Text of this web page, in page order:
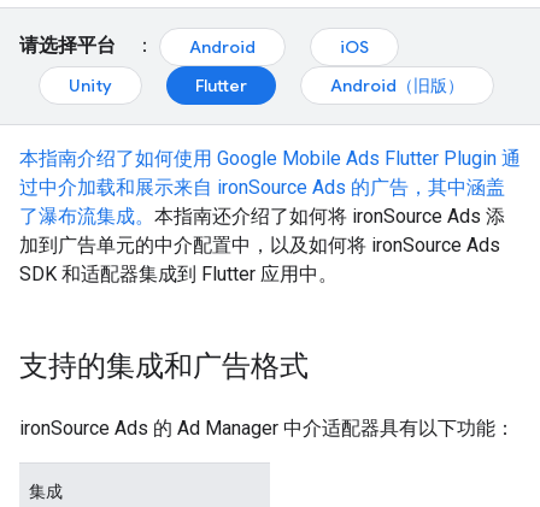
请选择平台 ： Android
iOS
Unity
Flutter Android（旧版）
本指南介绍了如何使用 Google Mobile Ads Flutter Plugin 通
过中介加载和展示来自 ironSource Ads 的广告，其中涵盖
了瀑布流集成。 本指南还介绍了如何将 ironSource Ads 添
加到广告单元的中介配置中，以及如何将 ironSource Ads
SDK 和适配器集成到 Flutter 应用中。
支持的集成和广告格式
ironSource Ads 的 Ad Manager 中介适配器具有以下功能：
集成